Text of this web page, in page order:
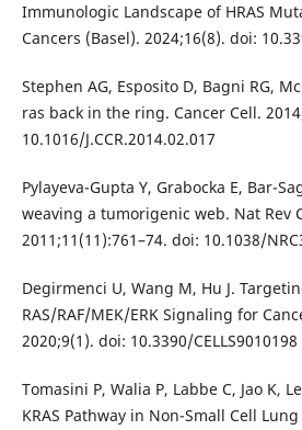
Immunologic Landscape of HRAS
Cancers (Basel). 2024;16(8). doi:
Stephen AG, Esposito D, Bagni RG,
ras back in the ring. Cancer Cell.
10.1016/J.CCR.2014.02.017
Pylayeva-Gupta Y, Grabocka E, Bar-
weaving a tumorigenic web. Nat Rev
2011;11(11):761–74. doi: 10.1038/
Degirmenci U, Wang M, Hu J.
RAS/RAF/MEK/ERK Signaling for
2020;9(1). doi: 10.3390/CELLS9010198
Tomasini P, Walia P, Labbe C, Jao K,
KRAS Pathway in Non-Small Cell